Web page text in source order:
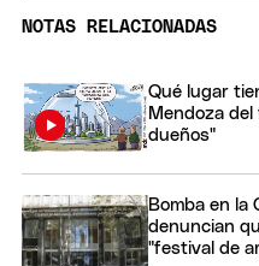
NOTAS RELACIONADAS
Qué lugar
Mendoza
dueños"
Bomba en la
denuncian
"festival de